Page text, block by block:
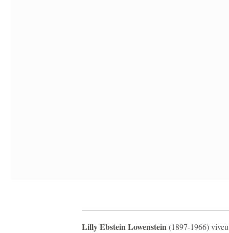
Lilly Ebstein Lowenstein(1897-1966)